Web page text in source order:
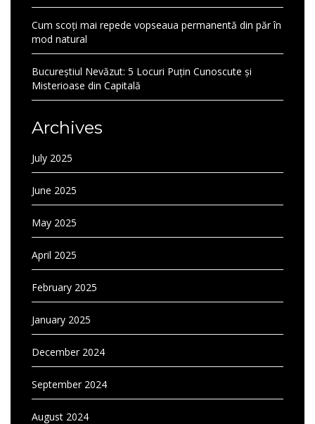
Cum scoți mai repede vopseaua permanentă din păr în
mod natural
Bucureștiul Nevăzut: 5 Locuri Puțin Cunoscute și
Misterioase din Capitală
Archives
July 2025
June 2025
May 2025
April 2025
February 2025
January 2025
December 2024
September 2024
August 2024